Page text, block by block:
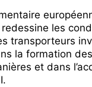
les
transporteurs
la formation
et dans